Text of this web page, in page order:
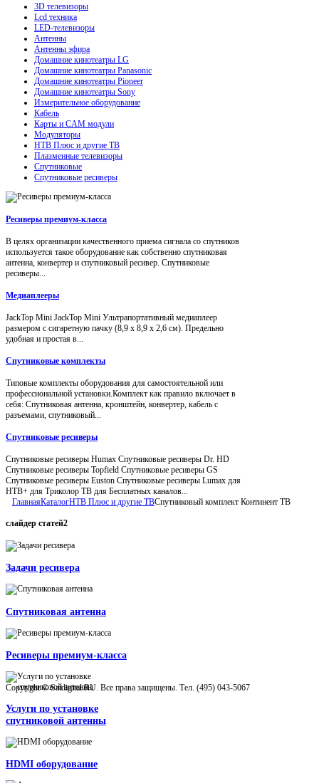
3D телевизоры
Lcd техника
LED-телевизоры
Антенны
Антенны эфира
Домашние кинотеатры LG
Домашние кинотеатры Panasonic
Домашние кинотеатры Pioneer
Домашние кинотеатры Sony
Измерительное оборудование
Кабель
Карты и CAM модули
Модуляторы
НТВ Плюс и другие ТВ
Плазменные телевизоры
Спутниковые
Спутниковые ресиверы
Ресиверы премиум-класса
В целях организации качественного приема сигнала со спутников
используется такое оборудование как собственно спутниковая
антенна, конвертер и спутниковый ресивер. Спутниковые
ресиверы...
Медиаплееры
JackTop Mini JackTop Mini Ультрапортативный медиаплеер
размером с сигаретную пачку (8,9 x 8,9 x 2,6 см). Предельно
удобная и простая в...
Спутниковые комплекты
Типовые комплекты оборудования для самостоятельной или
профессиональной установки.Комплект как правило включает в
себя: Спутниковая антенна, кронштейн, конвертер, кабель с
разъемами, спутниковый...
Спутниковые ресиверы
Спутниковые ресиверы Humax Спутниковые ресиверы Dr. HD
Спутниковые ресиверы Topfield Спутниковые ресиверы GS
Спутниковые ресиверы Euston Спутниковые ресиверы Lumax для
НТВ+ для Триколор ТВ для Бесплатных каналов...
ГлавнаяКаталогНТВ Плюс и другие ТВСпутниковый комплект Континент ТВ
слайдер статей2
Задачи ресивера
Спутниковая антенна
Ресиверы премиум-класса
Услуги по установке
спутниковой антенны
HDMI оборудование
Copyright © Satdigital.RU. Все права защищены. Тел. (495) 043-5067